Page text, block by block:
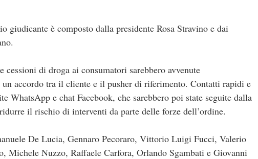
è composto dalla presidente Rosa Stravino e dai
di droga ai consumatori sarebbero avvenute
accordo tra il cliente e il pusher di riferimento. Contatti rapidi e
WhatsApp e chat Facebook, che sarebbero poi state seguite dalla
il rischio di interventi da parte delle forze dell’ordine.
De Lucia, Gennaro Pecoraro, Vittorio Luigi Fucci, Valerio
Michele Nuzzo, Raffaele Carfora, Orlando Sgambati e Giovanni